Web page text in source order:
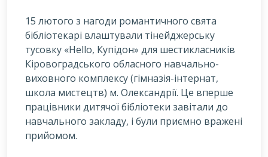
15 лютого з нагоди романтичного свята
бібліотекарі влаштували тінейджерську
тусовку «Hello, Купідон» для шестикласників
Кіровоградського обласного навчально-
виховного комплексу (гімназія-інтернат,
школа мистецтв) м. Олександрії. Це вперше
працівники дитячої бібліотеки завітали до
навчального закладу, і були приємно вражені
прийомом.